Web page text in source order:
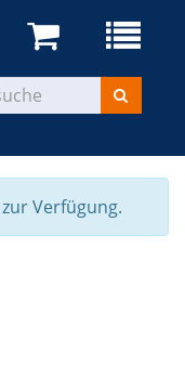
Verfügung.